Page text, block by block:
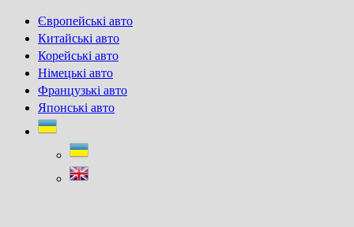
Skip
content
Європейські авто
Китайські авто
Корейські авто
Німецькі авто
Французькі авто
Японські авто